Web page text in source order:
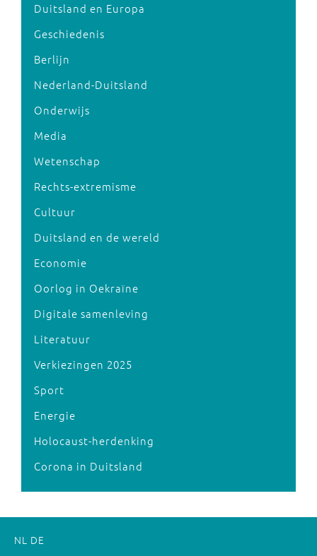
Duitsland en Europa
Geschiedenis
Berlijn
Nederland-Duitsland
Onderwijs
Media
Wetenschap
Rechts-extremisme
Cultuur
Duitsland en de wereld
Economie
Oorlog in Oekraïne
Digitale samenleving
Literatuur
Verkiezingen 2025
Sport
Energie
Holocaust-herdenking
Corona in Duitsland
NL DE